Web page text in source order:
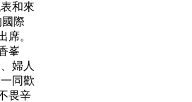
和來
國際
席。
峯
婦人
同歡
畏辛